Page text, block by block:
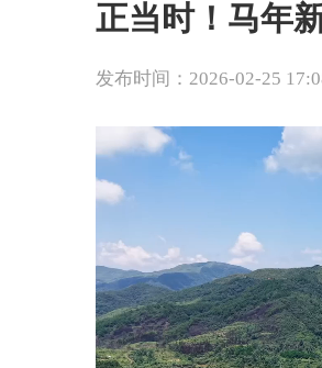
正当时！马年
发布时间：2026-02-25